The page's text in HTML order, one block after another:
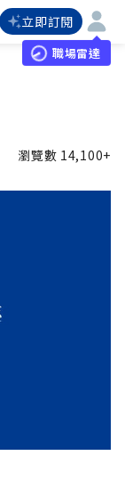
立即訂閱
職場雷達
瀏覽數 14,100+